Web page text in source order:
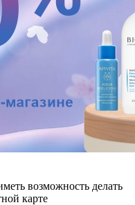
возможность делать
карте